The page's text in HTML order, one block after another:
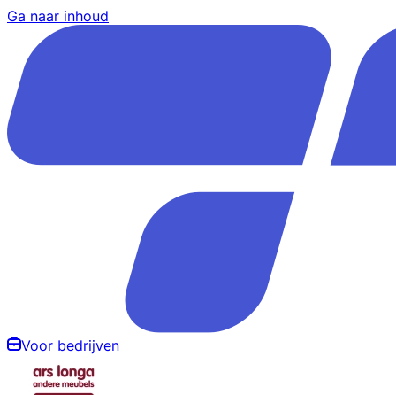
Ga naar inhoud
Voor bedrijven